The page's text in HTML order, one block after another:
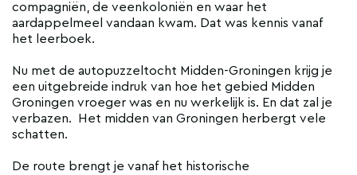
compagniën, de veenkoloniën en waar het
aardappelmeel vandaan kwam. Dat was kennis vanaf
het leerboek.
Nu met de autopuzzeltocht Midden-Groningen krijg je
een uitgebreide indruk van hoe het gebied Midden
Groningen vroeger was en nu werkelijk is. En dat zal je
verbazen. Het midden van Groningen herbergt vele
schatten.
De route brengt je vanaf het historische